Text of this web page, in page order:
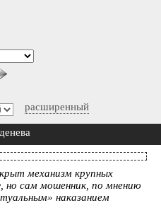
расширенный
механизм крупных
сам мошенник, по мнению
наказанием